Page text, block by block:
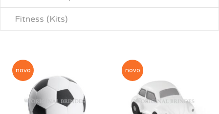
Fitness (Kits)
novo novo